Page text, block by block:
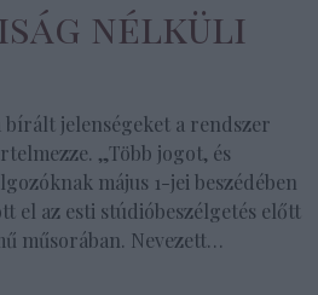
nélküli
jelenségeket a rendszer
„Több jogot, és
május 1-jei beszédében
el az esti stúdióbeszélgetés előtt
műsorában. Nevezett…